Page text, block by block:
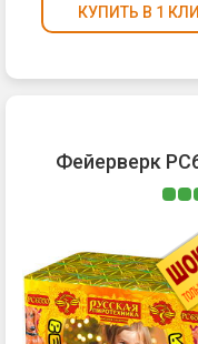
КУПИТЬ В 1
Фейерверк